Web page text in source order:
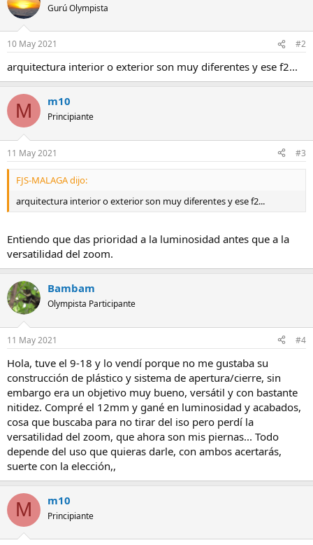
Gurú Olympista
10 May 2021 #2
arquitectura interior o exterior son muy diferentes y ese f2...
M m10
Principiante
11 May 2021 #3
FJS-MALAGA dijo:
arquitectura interior o exterior son muy diferentes y ese f2...
Entiendo que das prioridad a la luminosidad antes que a la
versatilidad del zoom.
Bambam
Olympista Participante
11 May 2021 #4
Hola, tuve el 9-18 y lo vendí porque no me gustaba su
construcción de plástico y sistema de apertura/cierre, sin
embargo era un objetivo muy bueno, versátil y con bastante
nitidez. Compré el 12mm y gané en luminosidad y acabados,
cosa que buscaba para no tirar del iso pero perdí la
versatilidad del zoom, que ahora son mis piernas... Todo
depende del uso que quieras darle, con ambos acertarás,
suerte con la elección,,
M m10
Principiante